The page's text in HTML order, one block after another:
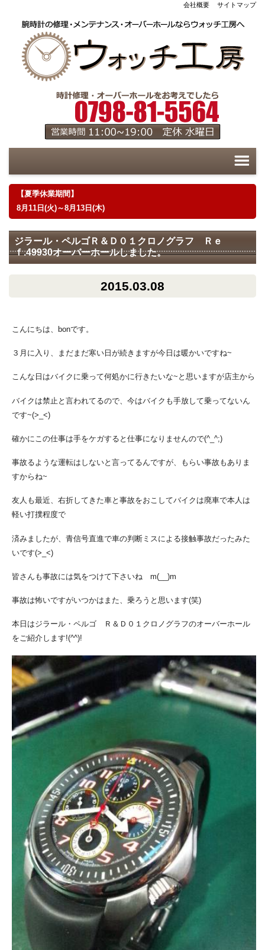
会社概要 サイトマップ
【夏季休業期間】
8月11日(火)～8月13日(木)
ジラール・ペルゴＲ＆Ｄ０１クロノグラフ Ｒｅ
ｆ.49930オーバーホールしました。
2015.03.08
こんにちは、bonです。
３月に入り、まだまだ寒い日が続きますが今日は暖かいですね~
こんな日はバイクに乗って何処かに行きたいな~と思いますが店主から
バイクは禁止と言われてるので、今はバイクも手放して乗ってないん
です~(>_<)
確かにこの仕事は手をケガすると仕事になりませんので(^_^;)
事故るような運転はしないと言ってるんですが、もらい事故もありま
すからね~
友人も最近、右折してきた車と事故をおこしてバイクは廃車で本人は
軽い打撲程度で
済みましたが、青信号直進で車の判断ミスによる接触事故だったみた
いです(>_<)
皆さんも事故には気をつけて下さいね m(__)m
事故は怖いですがいつかはまた、乗ろうと思います(笑)
本日はジラール・ペルゴ Ｒ＆Ｄ０１クロノグラフのオーバーホール
をご紹介します!(^^)!